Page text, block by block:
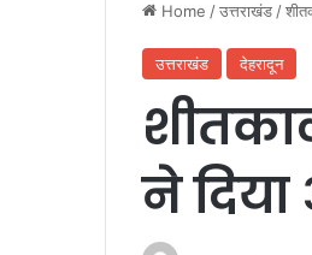
Home /उत्तराखंड /
उत्तराखंड देहरादून
ने